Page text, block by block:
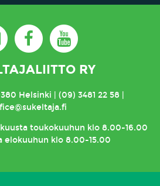
RY
Helsinki | (09) 3481 22 58 |
toukokuuhun klo 8.00-16.00
elokuuhun klo 8.00-15.00